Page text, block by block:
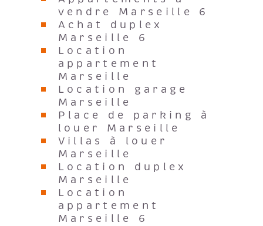
vendre Marseille 6
Achat duplex
Marseille 6
Location
appartement
Marseille
Location garage
Marseille
Place de parking à
louer Marseille
Villas à louer
Marseille
Location duplex
Marseille
Location
appartement
Marseille 6